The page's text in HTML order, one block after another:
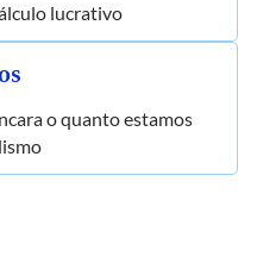
lucrativo
o quanto estamos